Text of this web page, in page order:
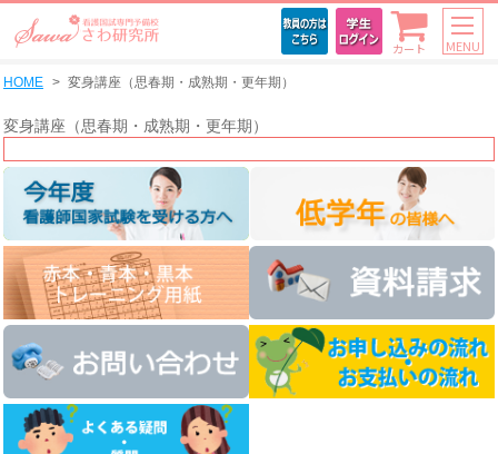
カート MENU
HOME 変身講座（思春期・成熟期・更年期）
変身講座（思春期・成熟期・更年期）